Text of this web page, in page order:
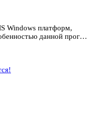
Windows платформ,
данной прог…